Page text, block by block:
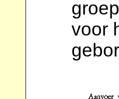
voor